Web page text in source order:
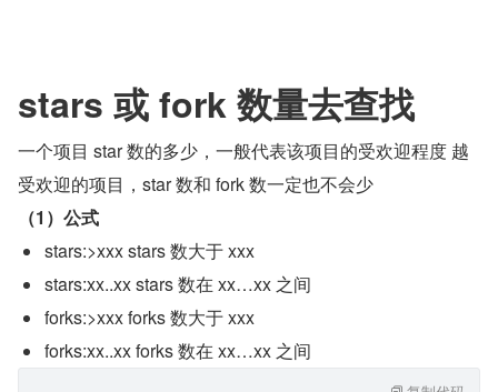
stars 或 fork 数量去查找
一个项目 star 数的多少，一般代表该项目的受欢迎程度 越
受欢迎的项目，star 数和 fork 数一定也不会少
（1）公式
stars:>xxx stars 数大于 xxx
stars:xx..xx stars 数在 xx…xx 之间
forks:>xxx forks 数大于 xxx
forks:xx..xx forks 数在 xx…xx 之间